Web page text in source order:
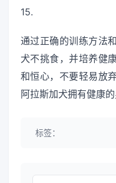
15.
通过正确的训练方法
犬不挑食，并培养健
和恒心，不要轻易放
阿拉斯加犬拥有健康
标签：